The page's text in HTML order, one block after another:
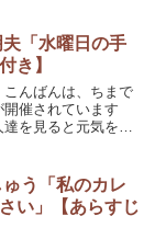
フェ」です。
夫「水曜日の手
き】
んばんは、ちまで
催されています
を見ると元気をも
ゅう「私のカレ
い」【あらすじ